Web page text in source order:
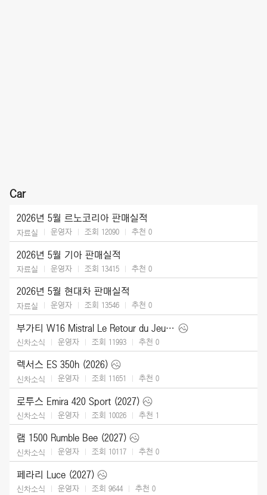
Car
2026년 5월 르노코리아 판매실적
자료실 운영자 조회 12090 추천 0
2026년 5월 기아 판매실적
자료실 운영자 조회 13415 추천 0
2026년 5월 현대차 판매실적
자료실 운영자 조회 13546 추천 0
부가티 W16 Mistral Le Retour du Jeune Prince (2026)
신차소식 운영자 조회 11993 추천 0
렉서스 ES 350h (2026)
신차소식 운영자 조회 11651 추천 0
로투스 Emira 420 Sport (2027)
신차소식 운영자 조회 10026 추천 1
램 1500 Rumble Bee (2027)
신차소식 운영자 조회 10117 추천 0
페라리 Luce (2027)
신차소식 운영자 조회 9644 추천 0